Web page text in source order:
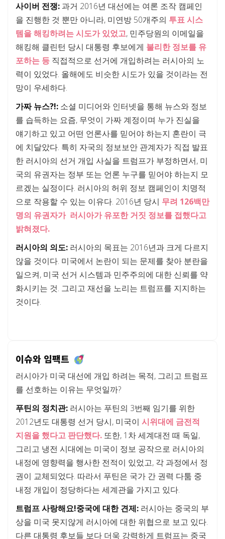
사이버 전쟁: 과거 2016년 대선에는 여론 조작 캠페인
을 진행한 것 뿐만 아니라, 미연방 50개주의 투표 시스
템을 해킹하려는 시도가 있었고, 민주당원의 이메일을
해킹해 클린턴 당시 대통령 후보에게 불리한 정보를 유
포하는 등 직접적으로 선거에 개입하려는 러시아의 노
력이 있었다. 올해에도 비슷한 시도가 있을 것이라는 전
망이 우세하다.
가짜 뉴스?!: 소셜 미디어와 인터넷을 통해 뉴스와 정보
를 습득하는 요즘, 무엇이 가짜 계정이며 누가 진실을
얘기하고 있고 어떤 언론사를 믿어야 하는지 혼란이 극
에 치달았다. 특히 자국의 정보보안 관계자가 직접 발표
한 러시아의 선거 개입 사실을 트럼프가 부정하면서, 미
국의 유권자는 정부 또는 언론 누구를 믿어야 하는지 모
르겠는 실정이다. 러시아의 허위 정보 캠페인이 치명적
으로 작용할 수 있는 이유다. 2016년 당시 무려 126백만
명의 유권자가 러시아가 유포한 거짓 정보를 접했다고
밝혀졌다.
러시아의 의도: 러시아의 목표는 2016년과 크게 다르지
않을 것이다. 미국에서 논란이 되는 문제를 찾아 분란을
일으켜, 미국 선거 시스템과 민주주의에 대한 신뢰를 약
화시키는 것. 그리고 재선을 노리는 트럼프를 지지하는
것이다.
이슈와 임팩트
러시아가 미국 대선에 개입 하려는 목적, 그리고 트럼프
를 선호하는 이유는 무엇일까?
푸틴의 정치관: 러시아는 푸틴의 3번째 임기를 위한
2012년도 대통령 선거 당시, 미국이 시위대에 금전적
지원을 했다고 판단했다. 또한, 1차 세계대전 때 독일,
그리고 냉전 시대에는 미국이 정보 공작으로 러시아의
내정에 영향력을 행사한 전적이 있었고, 각 과정에서 정
권이 교체되었다. 따라서 푸틴은 국가 간 권력 다툼 중
내정 개입이 정당하다는 세계관을 가지고 있다.
트럼프 사랑해요!중국에 대한 견제: 러시아는 중국의 부
상을 미국 못지않게 러시아에 대한 위협으로 보고 있다.
다른 대통령 후보들 보다 더욱 강력하게 트럼프는 중국